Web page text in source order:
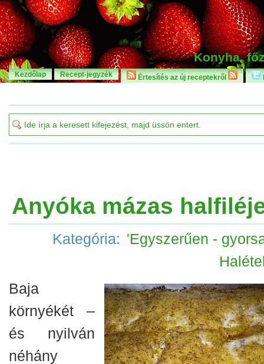
Konyha,
Kezdőlap Recept-jegyzék Értesítés az új receptekről
Anyóka mázas
Kategória: 'Egyszerűen -
Baja
környékét –
és nyilván
néhány